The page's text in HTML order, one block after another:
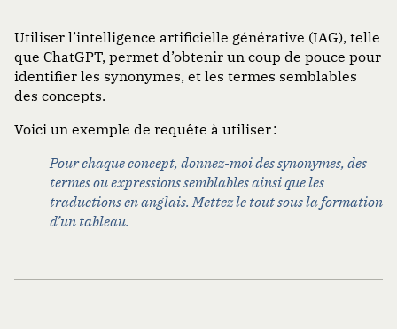
Utiliser l’intelligence artificielle générative (IAG), telle
que ChatGPT, permet d’obtenir un coup de pouce pour
identifier les synonymes, et les termes semblables
des concepts.
Voici un exemple de requête à utiliser :
Pour chaque concept, donnez-moi des synonymes, des
termes ou expressions semblables ainsi que les
traductions en anglais. Mettez le tout sous la formation
d’un tableau.